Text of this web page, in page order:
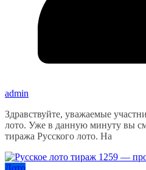
admin
Здравствуйте, уважаемые
лото. Уже в данную минуту вы
тиража Русского лото. На
Лото